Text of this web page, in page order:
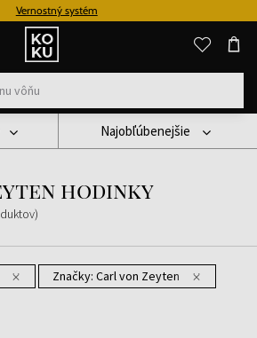
Vernostný systém
Originálne
parfémy
hodinky
na
mieste
Zeyten Hodinky
hodinky
)
Najobľúbenejšie
Značky: Carl von Zeyten